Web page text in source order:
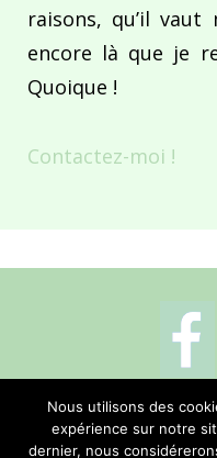
raisons, qu’il vaut
encore là que je
Quoique !
Contactez-moi !
Mentions
Nous utilisons des
expérience sur notre
dernier, nous